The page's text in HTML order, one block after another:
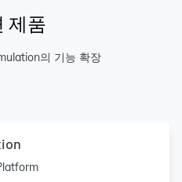
제품
의 기능 확장